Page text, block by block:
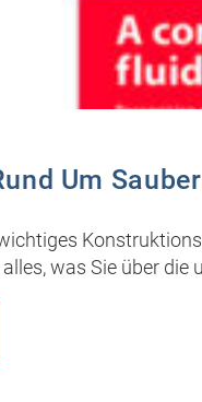
Um
was Sie über